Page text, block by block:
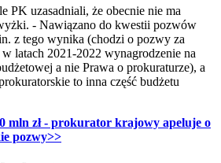
PK uzasadniali, że obecnie nie ma
- Nawiązano do kwestii pozwów
z tego wynika (chodzi o pozwy za
latach 2021-2022 wynagrodzenie na
a nie Prawa o prokuraturze), a
to inna część budżetu
mln zł - prokurator krajowy apeluje o
pozwy>>